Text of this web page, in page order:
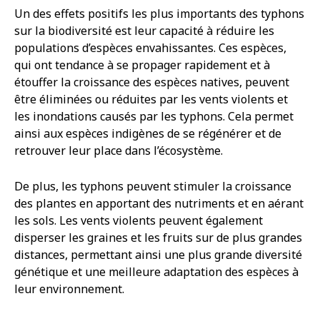
Un des effets positifs les plus importants des typhons
sur la biodiversité est leur capacité à réduire les
populations d’espèces envahissantes. Ces espèces,
qui ont tendance à se propager rapidement et à
étouffer la croissance des espèces natives, peuvent
être éliminées ou réduites par les vents violents et
les inondations causés par les typhons. Cela permet
ainsi aux espèces indigènes de se régénérer et de
retrouver leur place dans l’écosystème.
De plus, les typhons peuvent stimuler la croissance
des plantes en apportant des nutriments et en aérant
les sols. Les vents violents peuvent également
disperser les graines et les fruits sur de plus grandes
distances, permettant ainsi une plus grande diversité
génétique et une meilleure adaptation des espèces à
leur environnement.